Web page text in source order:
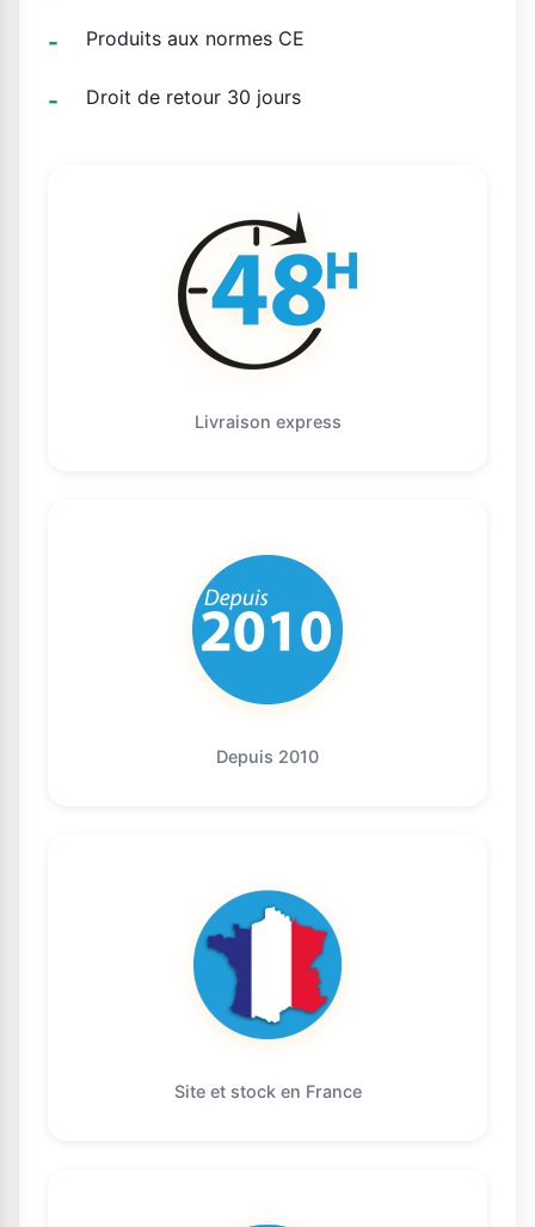
Produits aux normes CE
Droit de retour 30 jours
Livraison express
Depuis 2010
Site et stock en France